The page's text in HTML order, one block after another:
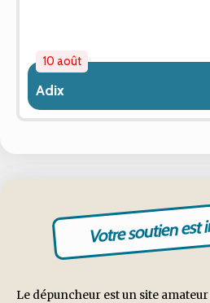
10 août
Adix
Votre soutien est
Le dépuncheur est un site